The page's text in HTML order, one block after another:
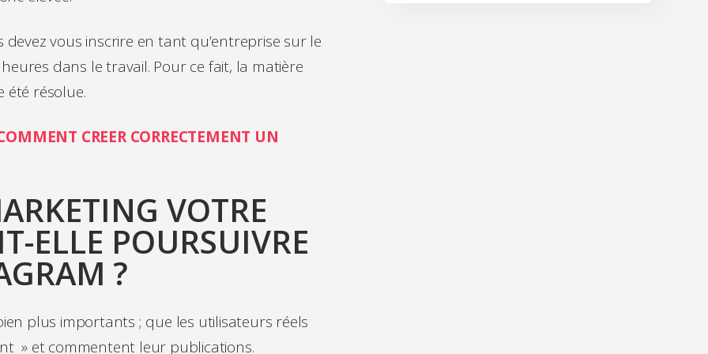
vous inscrire en tant qu’entreprise sur le
dans le travail. Pour ce fait, la matière
été résolue.
CREER CORRECTEMENT UN
VOTRE
ELLE POURSUIVRE
?
plus importants ; que les utilisateurs réels
» et commentent leur publications.